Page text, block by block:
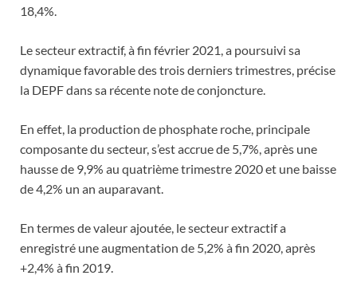
18,4%.
Le secteur extractif, à fin février 2021, a poursuivi sa
dynamique favorable des trois derniers trimestres, précise
la DEPF dans sa récente note de conjoncture.
En effet, la production de phosphate roche, principale
composante du secteur, s’est accrue de 5,7%, après une
hausse de 9,9% au quatrième trimestre 2020 et une baisse
de 4,2% un an auparavant.
En termes de valeur ajoutée, le secteur extractif a
enregistré une augmentation de 5,2% à fin 2020, après
+2,4% à fin 2019.